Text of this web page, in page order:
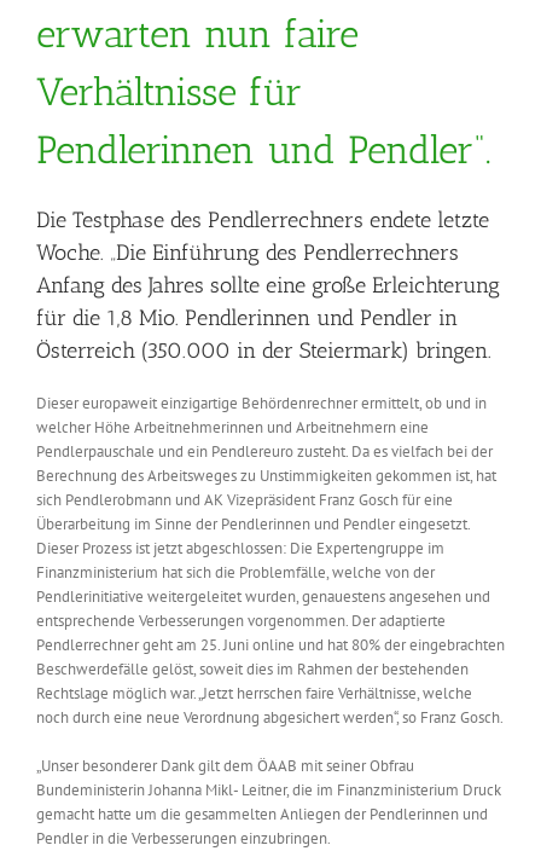
erwarten nun faire
Verhältnisse für
Pendlerinnen und Pendler“.
Die Testphase des Pendlerrechners endete letzte
Woche. „Die Einführung des Pendlerrechners
Anfang des Jahres sollte eine große Erleichterung
für die 1,8 Mio. Pendlerinnen und Pendler in
Österreich (350.000 in der Steiermark) bringen.
Dieser europaweit einzigartige Behördenrechner ermittelt, ob und in
welcher Höhe Arbeitnehmerinnen und Arbeitnehmern eine
Pendlerpauschale und ein Pendlereuro zusteht. Da es vielfach bei der
Berechnung des Arbeitsweges zu Unstimmigkeiten gekommen ist, hat
sich Pendlerobmann und AK Vizepräsident Franz Gosch für eine
Überarbeitung im Sinne der Pendlerinnen und Pendler eingesetzt.
Dieser Prozess ist jetzt abgeschlossen: Die Expertengruppe im
Finanzministerium hat sich die Problemfälle, welche von der
Pendlerinitiative weitergeleitet wurden, genauestens angesehen und
entsprechende Verbesserungen vorgenommen. Der adaptierte
Pendlerrechner geht am 25. Juni online und hat 80% der eingebrachten
Beschwerdefälle gelöst, soweit dies im Rahmen der bestehenden
Rechtslage möglich war. „Jetzt herrschen faire Verhältnisse, welche
noch durch eine neue Verordnung abgesichert werden“, so Franz Gosch.
„Unser besonderer Dank gilt dem ÖAAB mit seiner Obfrau
Bundeministerin Johanna Mikl- Leitner, die im Finanzministerium Druck
gemacht hatte um die gesammelten Anliegen der Pendlerinnen und
Pendler in die Verbesserungen einzubringen.